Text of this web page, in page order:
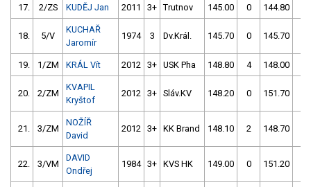
17. 2/ZS KUDĚJ Jan 2011 3+ Trutnov 145.00 0 144.80
18. 5/V
KUCHAŘ
Jaromír
1974 3 Dv.Král. 145.70 0 145.70
19. 1/ZM KRÁL Vít 2012 3+ USK Pha 148.80 4 148.00
20. 2/ZM
KVAPIL
Kryštof
2012 3+ Sláv.KV 148.20 0 151.70
21. 3/ZM
NOŽÍŘ
David
2012 3+ KK Brand 148.10 2 148.70
22. 3/VM
DAVID
Ondřej
1984 3+ KVS HK 149.00 0 151.20